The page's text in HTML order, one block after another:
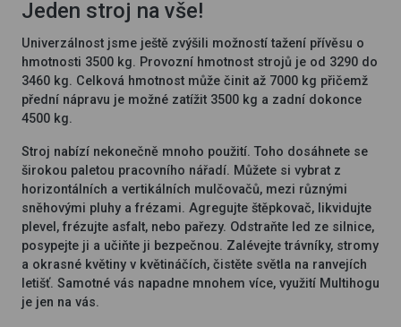
Jeden stroj na vše!
Univerzálnost jsme ještě zvýšili možností tažení přívěsu o
hmotnosti 3500 kg. Provozní hmotnost strojů je od 3290 do
3460 kg. Celková hmotnost může činit až 7000 kg přičemž
přední nápravu je možné zatížit 3500 kg a zadní dokonce
4500 kg.
Stroj nabízí nekonečně mnoho použití. Toho dosáhnete se
širokou paletou pracovního nářadí. Můžete si vybrat z
horizontálních a vertikálních mulčovačů, mezi různými
sněhovými pluhy a frézami. Agregujte štěpkovač, likvidujte
plevel, frézujte asfalt, nebo pařezy. Odstraňte led ze silnice,
posypejte ji a učiňte ji bezpečnou. Zalévejte trávníky, stromy
a okrasné květiny v květináčích, čistěte světla na ranvejích
letišť. Samotné vás napadne mnohem více, využití Multihogu
je jen na vás.